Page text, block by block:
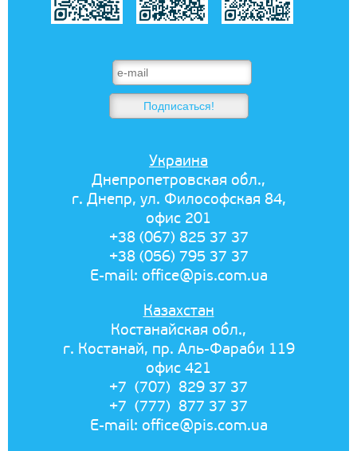
Украина
Днепропетровская обл.,
г. Днепр, ул. Философская 84,
офис 201
+38 (067) 825 37 37
+38 (056) 795 37 37
E-mail: office@pis.com.ua
Казахстан
Костанайская обл.,
г. Костанай, пр. Аль-Фараби 119
офис 421
+7 (707) 829 37 37
+7 (777) 877 37 37
E-mail: office@pis.com.ua